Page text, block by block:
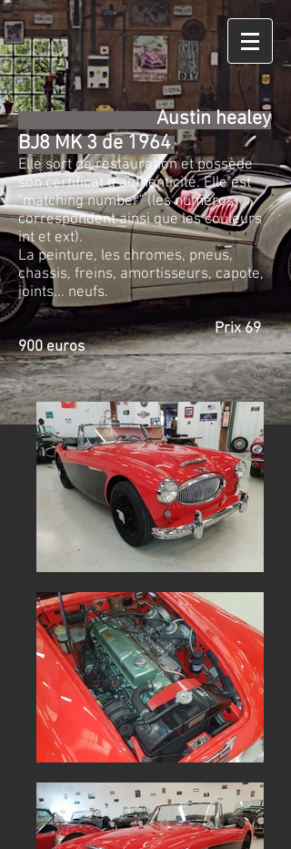
Austin healey
BJ8 MK 3 de 1964.
Elle sort de restauration et possède
son certificat d authenticité. Elle est
"matching number" (les numéros
correspondent ainsi que les couleurs
int et ext).
La peinture, les chromes, pneus,
chassis, freins, amortisseurs, capote,
joints... neufs.
Prix 69
900 euros